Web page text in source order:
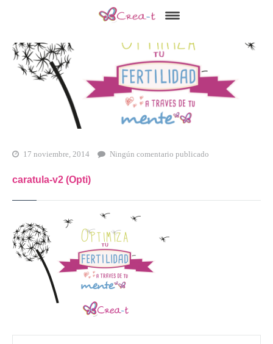
Inicio
Qué es Crea-t
El Modelo Crea-t
17 noviembre, 2014 Ningún comentario publicado
caratula-v2 (Opti)